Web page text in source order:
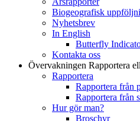
Biogeografisk
Nyhetsbrev
In English
Butterfly
Kontakta oss
Övervakningen Rapportera
Rapportera
Rapportera från
Rapportera från
Hur gör man?
Broschyr